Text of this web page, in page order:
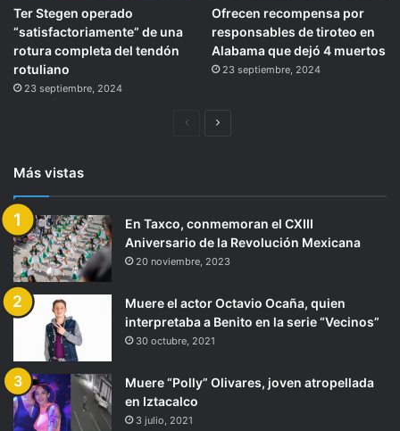
Ter Stegen operado
“satisfactoriamente” de una
rotura completa del tendón
rotuliano
23 septiembre, 2024
Ofrecen recompensa por
responsables de tiroteo en
Alabama que dejó 4 muertos
23 septiembre, 2024
PáginaSiguiente
Más vistas
En Taxco, conmemoran el CXIII
Aniversario de la Revolución Mexicana
20 noviembre, 2023
Muere el actor Octavio Ocaña, quien
interpretaba a Benito en la serie “Vecinos”
30 octubre, 2021
Muere “Polly” Olivares, joven atropellada
en Iztacalco
3 julio, 2021